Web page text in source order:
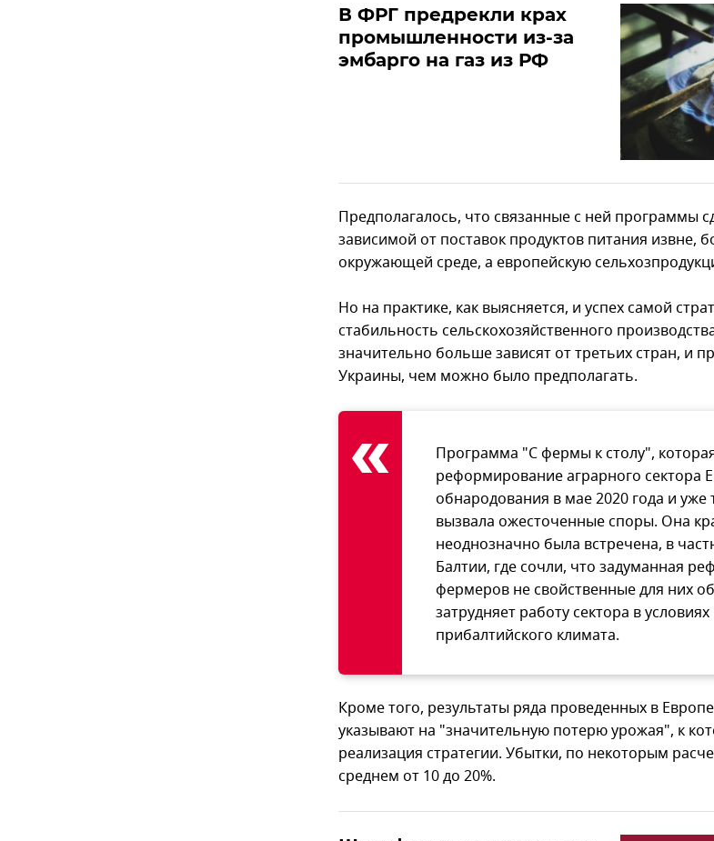
В ФРГ предрекли крах
промышленности из-за
эмбарго на газ из РФ
Предполагалось, что связанные с ней программы
зависимой от поставок продуктов питания извне,
окружающей среде, а европейскую
Но на практике, как выясняется, и успех самой
стабильность сельскохозяйственного
значительно больше зависят от третьих стран, и
Украины, чем можно было предполагать.
Программа "С фермы к столу",
реформирование аграрного сектора
обнародования в мае 2020 года и уже
вызвала ожесточенные споры. Она
неоднозначно была встречена, в
Балтии, где сочли, что задуманная
фермеров не свойственные для них
затрудняет работу сектора в
прибалтийского климата.
Кроме того, результаты ряда проведенных в
указывают на "значительную потерю урожая", к
реализация стратегии. Убытки, по некоторым
среднем от 10 до 20%.